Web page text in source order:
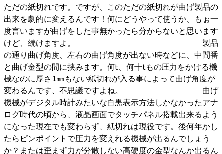
ただの紙切れです。ですが、このただの紙切れが曲げ製品の
出来を劇的に変えるんです！何にどうやって使うか、もぉ一
度言いますが曲げをした事無かったら分からないと思います
けど、続けますよ。 製品
の通り曲げ角度、左右の曲げ角度が出ない時などに、中間番
と曲げ金型の間に挟みます。何t、何十tもの圧力をかける機
械なのに厚さ1㎜もない紙切れが入る事によって曲げ角度が
変わるんです、不思議ですよね。 曲げ
機械がデジタル時計みたいな白黒表示方法しかなかったアナ
ログ時代の頃から、液晶画面でタッチパネル搭載出来るよう
になった現在でも変わらず、紙切れは現役です。後何年かし
たらピンポイントで圧力を変えれる機械が出るんでしょう
か？または歪まず力が分散しない高硬度の金型なんか出るん